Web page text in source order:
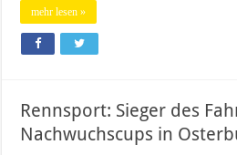
mehr lesen »
Rennsport: Sieger des
Nachwuchscups in